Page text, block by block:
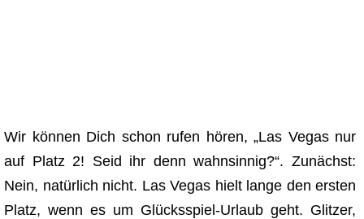
Wir können Dich schon rufen hören, „Las Vegas nur
auf Platz 2! Seid ihr denn wahnsinnig?“. Zunächst:
Nein, natürlich nicht. Las Vegas hielt lange den ersten
Platz, wenn es um Glücksspiel-Urlaub geht. Glitzer,